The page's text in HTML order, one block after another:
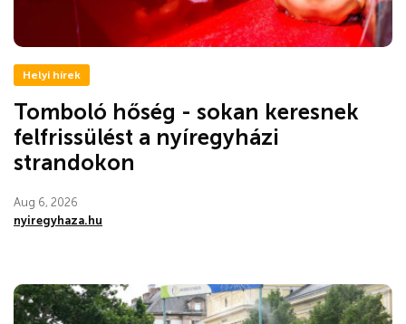
Helyi hírek
Tomboló hőség - sokan keresnek
felfrissülést a nyíregyházi
strandokon
Aug 6, 2026
nyiregyhaza.hu